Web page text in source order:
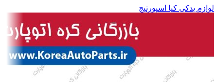
لوازم یدکی کیا اسپورتیج